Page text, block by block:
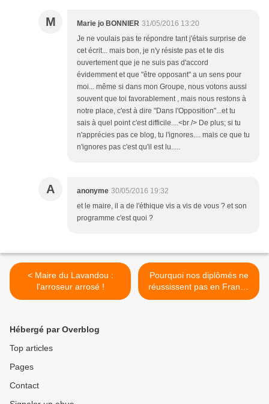
M Marie jo BONNIER 31/05/2016 13:20
Je ne voulais pas te répondre tant j'étais surprise de
cet écrit... mais bon, je n'y résiste pas et te dis
ouvertement que je ne suis pas d'accord
évidemment et que "être opposant" a un sens pour
moi... même si dans mon Groupe, nous votons aussi
souvent que toi favorablement , mais nous restons à
notre place, c'est à dire "Dans l'Opposition"...et tu
sais à quel point c'est difficile....<br /> De plus; si tu
n'apprécies pas ce blog, tu l'ignores.... mais ce que tu
n'ignores pas c'est qu'il est lu.....
A anonyme 30/05/2016 19:32
et le maire, il a de l'éthique vis a vis de vous ? et son
programme c'est quoi ?
< Maire du Lavandou :
l'arroseur arrosé !
Pourquoi nos diplômés ne
réussissent pas en France
? >
Hébergé par Overblog
Top articles
Pages
Contact